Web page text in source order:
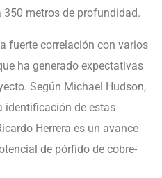
350 metros de profundidad.
fuerte correlación con varios
ha generado expectativas
Según Michael Hudson,
identificación de estas
Herrera es un avance
de pórfido de cobre-